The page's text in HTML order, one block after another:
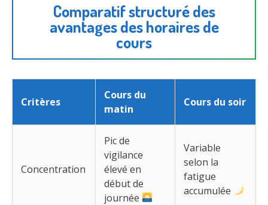
Comparatif structuré des
avantages des horaires de
cours
Critères
Cours du
matin
Cours du soir
Concentration
Pic de
vigilance
élevé en
début de
journée
Variable
selon la
fatigue
accumulée